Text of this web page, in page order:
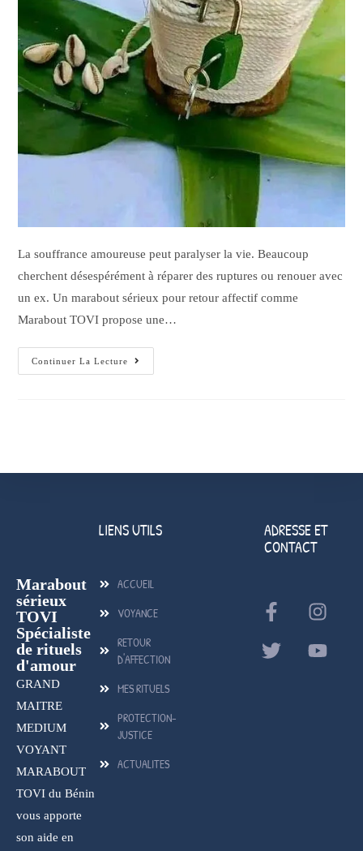
La souffrance amoureuse peut paralyser la vie. Beaucoup
cherchent désespérément à réparer des ruptures ou renouer avec
un ex. Un marabout sérieux pour retour affectif comme
Marabout TOVI propose une…
Continuer La Lecture
Marabout
sérieux
TOVI
Spécialiste
de rituels
d'amour
GRAND
MAITRE
MEDIUM
VOYANT
MARABOUT
TOVI du Bénin
vous apporte
son aide en
LIENS UTILS
ACCUEIL
VOYANCE
RETOUR
D'AFFECTION
MES RITUELS
PROTECTION-
JUSTICE
ACTUALITES
ADRESSE ET
CONTACT